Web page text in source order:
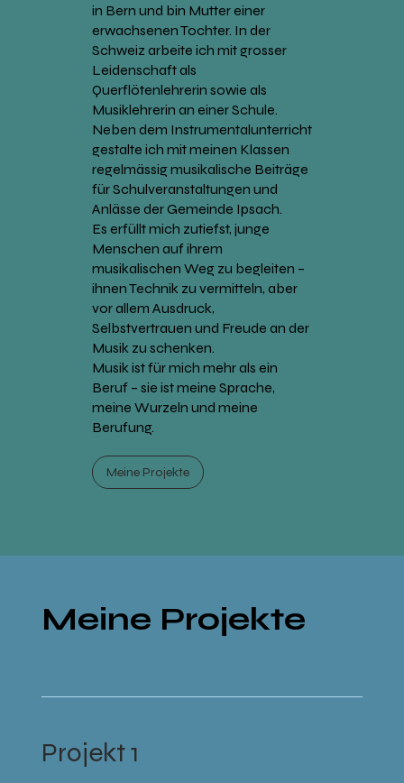
in Bern und bin Mutter einer
erwachsenen Tochter. In der
Schweiz arbeite ich mit grosser
Leidenschaft als
Querflötenlehrerin sowie als
Musiklehrerin an einer Schule.
Neben dem Instrumentalunterricht
gestalte ich mit meinen Klassen
regelmässig musikalische Beiträge
für Schulveranstaltungen und
Anlässe der Gemeinde Ipsach.
Es erfüllt mich zutiefst, junge
Menschen auf ihrem
musikalischen Weg zu begleiten –
ihnen Technik zu vermitteln, aber
vor allem Ausdruck,
Selbstvertrauen und Freude an der
Musik zu schenken.
Musik ist für mich mehr als ein
Beruf – sie ist meine Sprache,
meine Wurzeln und meine
Berufung.
Meine Projekte
Meine Projekte
Projekt 1